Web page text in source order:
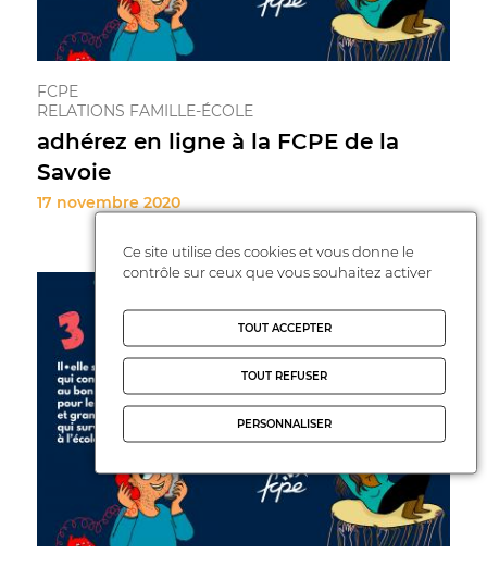
FCPE
RELATIONS FAMILLE-ÉCOLE
adhérez en ligne à la FCPE de la
Savoie
17 novembre 2020
Ce site utilise des cookies et vous donne le
contrôle sur ceux que vous souhaitez activer
TOUT ACCEPTER
TOUT REFUSER
PERSONNALISER